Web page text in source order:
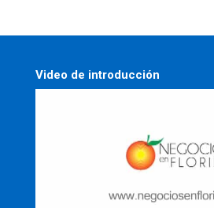
Video de introducción